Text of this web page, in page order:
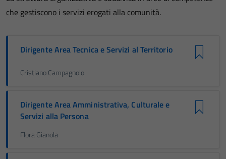
che gestiscono i servizi erogati alla comunità.
Dirigente Area Tecnica e Servizi al Territorio
Cristiano Campagnolo
Dirigente Area Amministrativa, Culturale e
Servizi alla Persona
Flora Gianola